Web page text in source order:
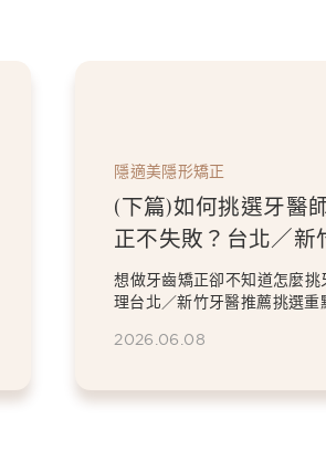
隱適美隱形矯正
(下篇)如何挑選牙醫
正不失敗？台北／新
指南
想做牙齒矯正卻不知道怎麼挑
理台北／新竹牙醫推薦挑選重
2026.06.08